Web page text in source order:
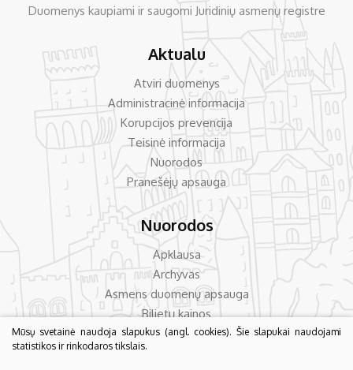
Duomenys kaupiami ir saugomi Juridinių asmenų registre
Aktualu
Atviri duomenys
Administracinė informacija
Korupcijos prevencija
Teisinė informacija
Nuorodos
Pranešėjų apsauga
Nuorodos
Apklausa
Archyvas
Asmens duomenų apsauga
Bilietų kainos
Dažniausiai užduodami klausimai
Konsultavimas su visuomene
Mūsų svetainė naudoja slapukus (angl. cookies). Šie slapukai naudojami
statistikos ir rinkodaros tikslais.